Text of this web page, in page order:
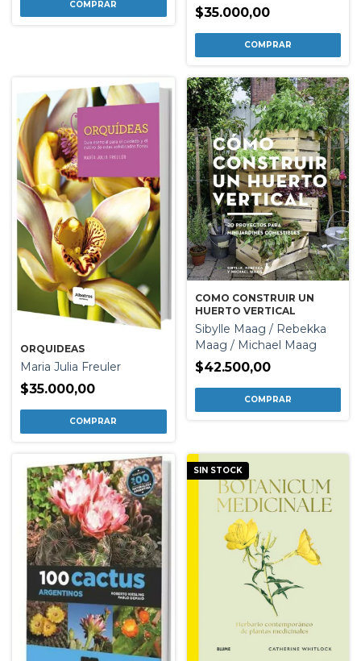
$35.000,00
ORQUIDEAS
Maria Julia Freuler
$35.000,00
COMO CONSTRUIR UN
HUERTO VERTICAL
Sibylle Maag / Rebekka
Maag / Michael Maag
$42.500,00
SIN STOCK